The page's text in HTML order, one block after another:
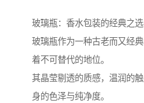
玻璃瓶：香水包装的经典之选
玻璃瓶作为一种古老而又经
着不可替代的地位。
其晶莹剔透的质感，温润的
身的色泽与纯净度。